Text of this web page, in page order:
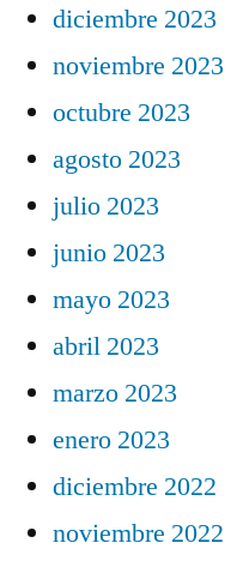
diciembre 2023
noviembre 2023
octubre 2023
agosto 2023
julio 2023
junio 2023
mayo 2023
abril 2023
marzo 2023
enero 2023
diciembre 2022
noviembre 2022